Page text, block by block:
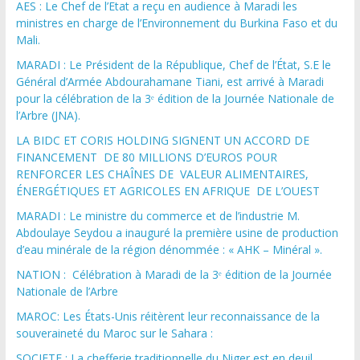
AES : Le Chef de l’Etat a reçu en audience à Maradi les
ministres en charge de l’Environnement du Burkina Faso et du
Mali.
MARADI : Le Président de la République, Chef de l’État, S.E le
Général d’Armée Abdourahamane Tiani, est arrivé à Maradi
pour la célébration de la 3ᵉ édition de la Journée Nationale de
l’Arbre (JNA).
LA BIDC ET CORIS HOLDING SIGNENT UN ACCORD DE
FINANCEMENT DE 80 MILLIONS D’EUROS POUR
RENFORCER LES CHAÎNES DE VALEUR ALIMENTAIRES,
ÉNERGÉTIQUES ET AGRICOLES EN AFRIQUE DE L’OUEST
MARADI : Le ministre du commerce et de l’industrie M.
Abdoulaye Seydou a inauguré la première usine de production
d’eau minérale de la région dénommée : « AHK – Minéral ».
NATION : Célébration à Maradi de la 3ᵉ édition de la Journée
Nationale de l’Arbre
MAROC: Les États-Unis réitèrent leur reconnaissance de la
souveraineté du Maroc sur le Sahara :